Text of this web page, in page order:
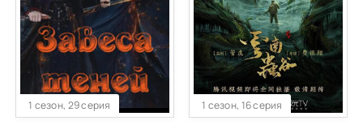
1 сезон, 29 серия 1 сезон, 16 серия